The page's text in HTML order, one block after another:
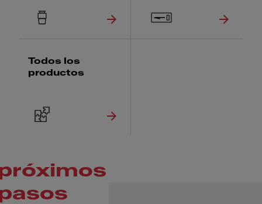
Todos los
productos